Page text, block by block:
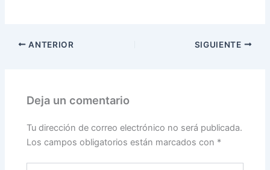
ANTERIOR SIGUIENTE
Deja un comentario
Tu dirección de correo electrónico no será publicada.
Los campos obligatorios están marcados con *